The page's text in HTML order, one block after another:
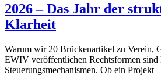
2026 – Das Jahr der
Klarheit
Warum wir 20 Brückenartikel zu Verein,
EWIV veröffentlichen Rechtsformen sind
Steuerungsmechanismen. Ob ein Projekt